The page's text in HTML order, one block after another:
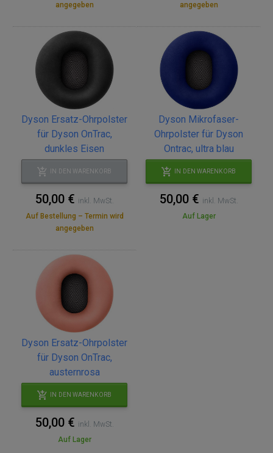
angegeben
angegeben
Dyson Ersatz-Ohrpolster
für Dyson OnTrac,
dunkles Eisen
IN DEN WARENKORB
50,00 € inkl. MwSt.
Auf Bestellung – Termin wird
angegeben
Dyson Mikrofaser-
Ohrpolster für Dyson
Ontrac, ultra blau
IN DEN WARENKORB
50,00 € inkl. MwSt.
Auf Lager
Dyson Ersatz-Ohrpolster
für Dyson OnTrac,
austernrosa
IN DEN WARENKORB
50,00 € inkl. MwSt.
Auf Lager